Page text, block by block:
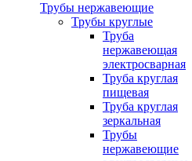
Трубы нержавеющие
Трубы круглые
Труба
нержавеющая
электросварная
Труба круглая
пищевая
Труба круглая
зеркальная
Трубы
нержавеющие